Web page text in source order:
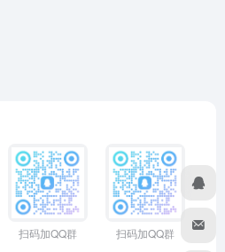
扫码加QQ群 扫码加QQ群